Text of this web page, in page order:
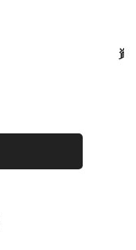
資